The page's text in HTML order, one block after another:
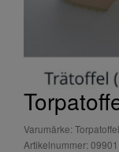
Varumärke:
Artikelnummer: